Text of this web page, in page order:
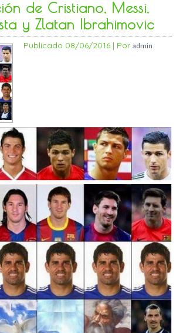
de Cristiano, Messi,
y Zlatan Ibrahimovic
Publicado 08/06/2016 | Por admin